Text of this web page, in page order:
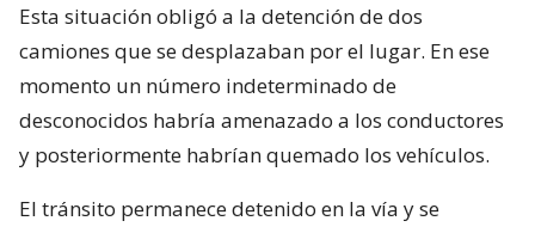
Esta situación obligó a la detención de dos
camiones que se desplazaban por el lugar. En ese
momento un número indeterminado de
desconocidos habría amenazado a los conductores
y posteriormente habrían quemado los vehículos.
El tránsito permanece detenido en la vía y se